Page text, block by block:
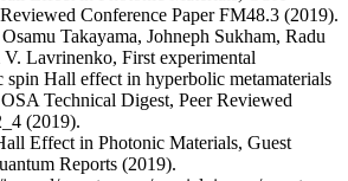
Conference Paper FM48.3 (2019).
Takayama, Johneph Sukham, Radu
Lavrinenko, First experimental
spin Hall effect in hyperbolic metamaterials
Technical Digest, Peer Reviewed
(2019).
Effect in Photonic Materials, Guest
Reports (2019).